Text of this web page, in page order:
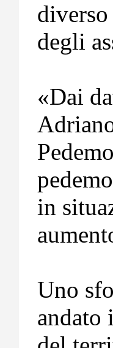
degli
«Dai
in
Uno
andato